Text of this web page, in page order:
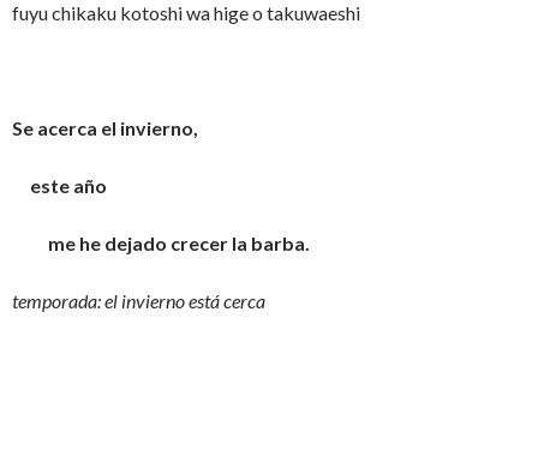
fuyu chikaku kotoshi wa hige o takuwaeshi
Se acerca el invierno,
este año
me he dejado crecer la barba.
temporada: el invierno está cerca